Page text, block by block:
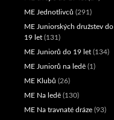
ME Jednotlivců (291)
ME Juniorských družstev do
19 let (131)
ME Juniorů do 19 let (134)
ME Juniorů na ledě (1)
ME Klubů (26)
ME Na ledě (130)
ME Na travnaté dráze (93)